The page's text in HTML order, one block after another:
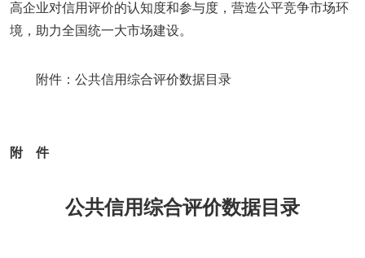
高企业对信用评价的认知度和参与度，营造公平竞争市场环
境，助力全国统一大市场建设。
附件：公共信用综合评价数据目录
附 件
公共信用综合评价数据目录